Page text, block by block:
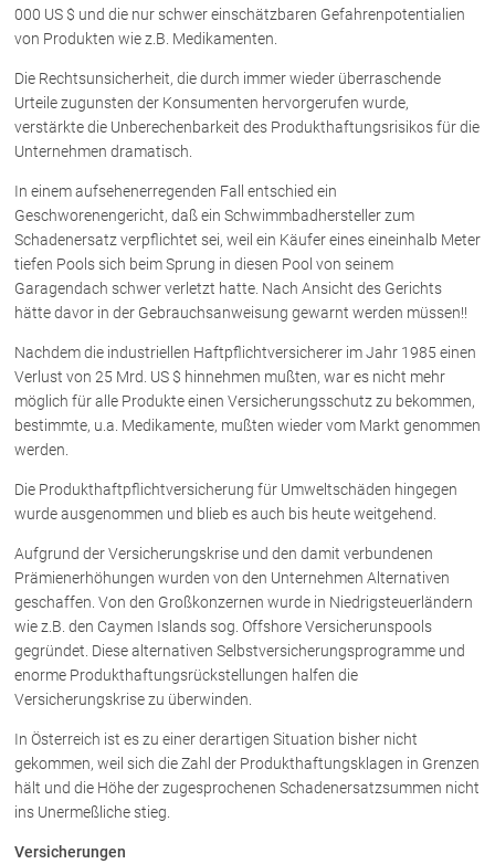
000 US $ und die nur schwer einschätzbaren Gefahrenpotentialien
von Produkten wie z.B. Medikamenten.
Die Rechtsunsicherheit, die durch immer wieder überraschende
Urteile zugunsten der Konsumenten hervorgerufen wurde,
verstärkte die Unberechenbarkeit des Produkthaftungsrisikos für die
Unternehmen dramatisch.
In einem aufsehenerregenden Fall entschied ein
Geschworenengericht, daß ein Schwimmbadhersteller zum
Schadenersatz verpflichtet sei, weil ein Käufer eines eineinhalb Meter
tiefen Pools sich beim Sprung in diesen Pool von seinem
Garagendach schwer verletzt hatte. Nach Ansicht des Gerichts
hätte davor in der Gebrauchsanweisung gewarnt werden müssen!!
Nachdem die industriellen Haftpflichtversicherer im Jahr 1985 einen
Verlust von 25 Mrd. US $ hinnehmen mußten, war es nicht mehr
möglich für alle Produkte einen Versicherungsschutz zu bekommen,
bestimmte, u.a. Medikamente, mußten wieder vom Markt genommen
werden.
Die Produkthaftpflichtversicherung für Umweltschäden hingegen
wurde ausgenommen und blieb es auch bis heute weitgehend.
Aufgrund der Versicherungskrise und den damit verbundenen
Prämienerhöhungen wurden von den Unternehmen Alternativen
geschaffen. Von den Großkonzernen wurde in Niedrigsteuerländern
wie z.B. den Caymen Islands sog. Offshore Versicherunspools
gegründet. Diese alternativen Selbstversicherungsprogramme und
enorme Produkthaftungsrückstellungen halfen die
Versicherungskrise zu überwinden.
In Österreich ist es zu einer derartigen Situation bisher nicht
gekommen, weil sich die Zahl der Produkthaftungsklagen in Grenzen
hält und die Höhe der zugesprochenen Schadenersatzsummen nicht
ins Unermeßliche stieg.
Versicherungen